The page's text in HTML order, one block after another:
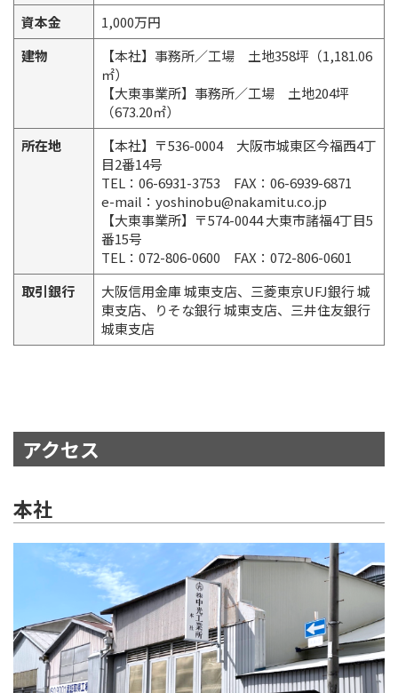
資本金
1,000万円
建物
【本社】事務所／工場 土地358坪（1,181.06
㎡）
【大東事業所】事務所／工場 土地204坪
（673.20㎡）
所在地
【本社】〒536-0004 大阪市城東区今福西4丁
目2番14号
TEL：06-6931-3753 FAX：06-6939-6871
e-mail：yoshinobu@nakamitu.co.jp
【大東事業所】〒574-0044 大東市諸福4丁目5
番15号
TEL：072-806-0600 FAX：072-806-0601
取引銀行
大阪信用金庫 城東支店、三菱東京UFJ銀行 城
東支店、りそな銀行 城東支店、三井住友銀行
城東支店
アクセス
本社